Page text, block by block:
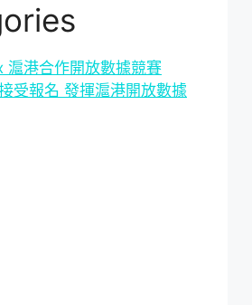
滬港合作開放數據競賽
受報名 發揮滬港開放數據